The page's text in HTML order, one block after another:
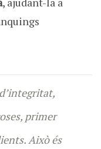
primer
Això és